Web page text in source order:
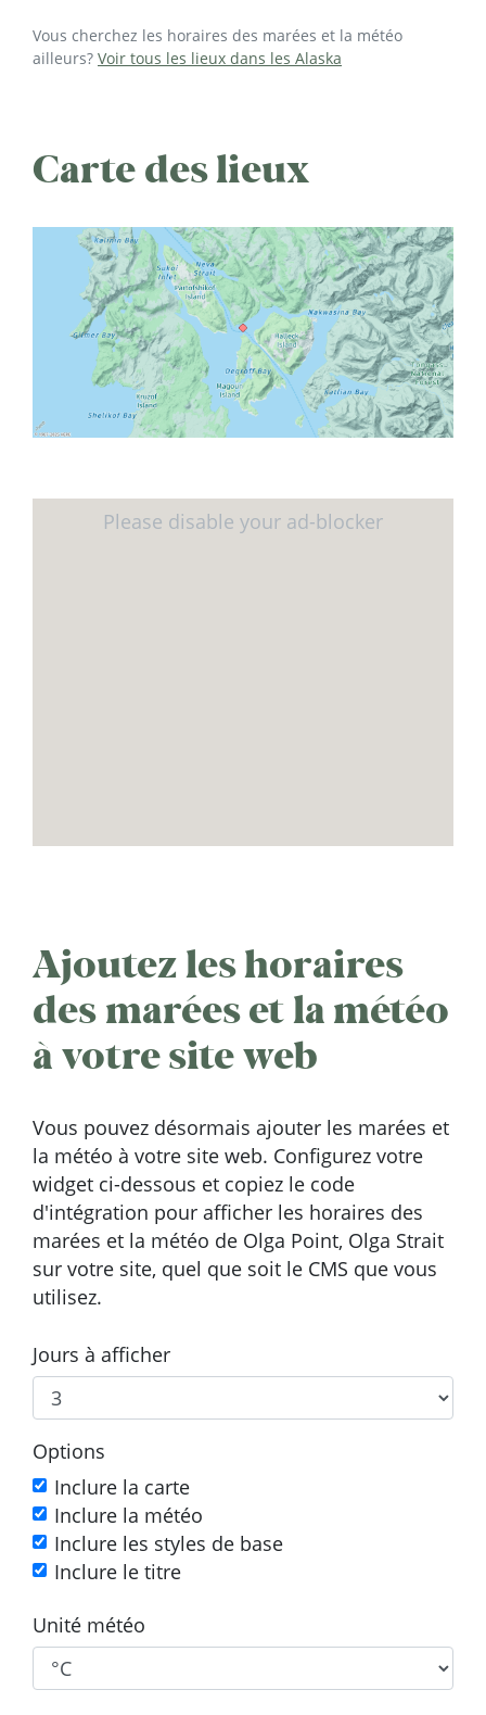
Vous cherchez les horaires des marées et la météo
ailleurs? Voir tous les lieux dans les Alaska
Carte des lieux
Ajoutez les horaires
des marées et la météo
à votre site web
Vous pouvez désormais ajouter les marées et
la météo à votre site web. Configurez votre
widget ci-dessous et copiez le code
d'intégration pour afficher les horaires des
marées et la météo de Olga Point, Olga Strait
sur votre site, quel que soit le CMS que vous
utilisez.
Jours à afficher
Options
Inclure la carte
Inclure la météo
Inclure les styles de base
Inclure le titre
Unité météo